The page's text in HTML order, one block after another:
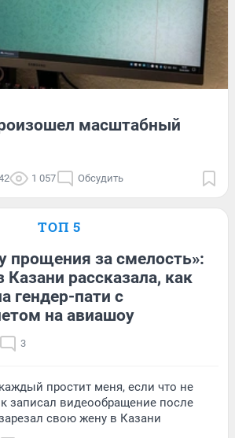
масштабный
1 057 Обсудить
ТОП 5
прощения за смелость»:
Казани рассказала, как
гендер-пати с
на авиашоу
3
простит меня, если что не
записал видеообращение после
свою жену в Казани